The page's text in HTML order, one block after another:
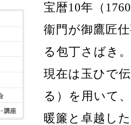
宝暦10年（
衞門が御鷹匠
る包丁さばき。
現在は玉ひで
る）を用いて
暖簾と卓越し